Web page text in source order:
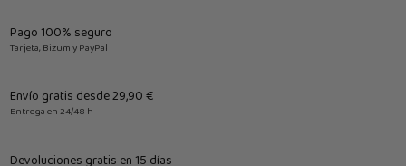
Pago 100% seguro
Tarjeta, Bizum y PayPal
Envío gratis desde 29,90 €
Entrega en 24/48 h
Devoluciones gratis en 15 días